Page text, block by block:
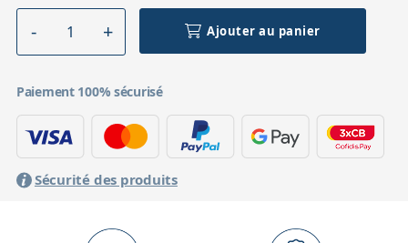
Ajouter au panier
Paiement 100% sécurisé
Sécurité des produits